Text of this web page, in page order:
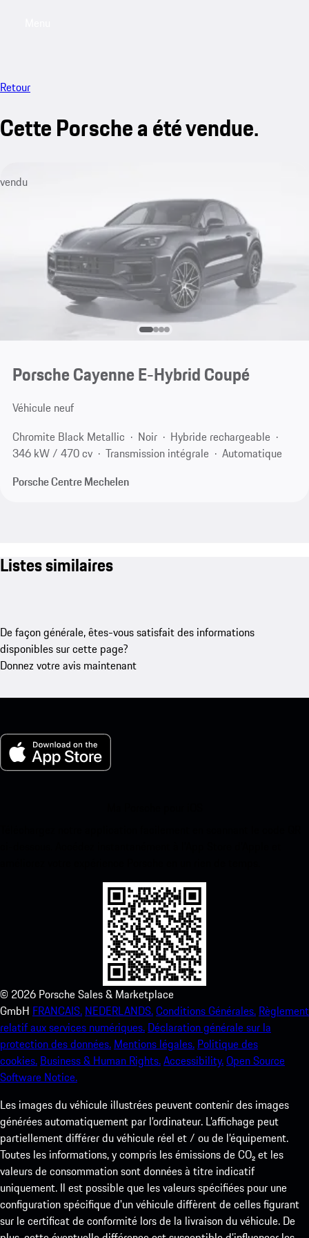
Retour
Cette Porsche a été vendue.
vendu
Porsche Cayenne E-Hybrid Coupé
Véhicule neuf
Chromite Black Metallic
Noir
Hybride rechargeable
346 kW / 470 cv
Transmission intégrale
Automatique
Porsche Centre Mechelen
Listes similaires
De façon générale, êtes-vous satisfait des informations
disponibles sur cette page?
Donnez votre avis maintenant
© 2026 Porsche Sales & Marketplace
GmbH FRANCAIS. NEDERLANDS.Conditions Générales. Règlement
relatif aux services numériques. Déclaration générale sur la
protection des données. Mentions légales. Politique des
cookies. Business & Human Rights.Accessibility.Open Source
Software Notice.
Les images du véhicule illustrées peuvent contenir des images
générées automatiquement par l’ordinateur. L’affichage peut
partiellement différer du véhicule réel et / ou de l’équipement.
Toutes les informations, y compris les émissions de CO₂ et les
valeurs de consommation sont données à titre indicatif
uniquement. Il est possible que les valeurs spécifiées pour une
configuration spécifique d'un véhicule diffèrent de celles figurant
sur le certificat de conformité lors de la livraison du véhicule. De